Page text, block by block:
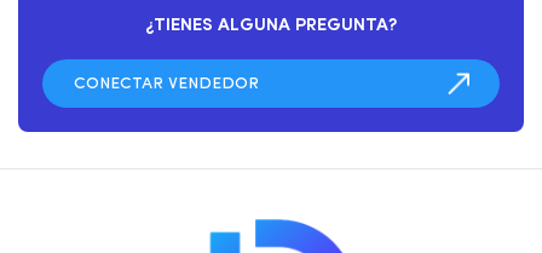
¿TIENES ALGUNA PREGUNTA?